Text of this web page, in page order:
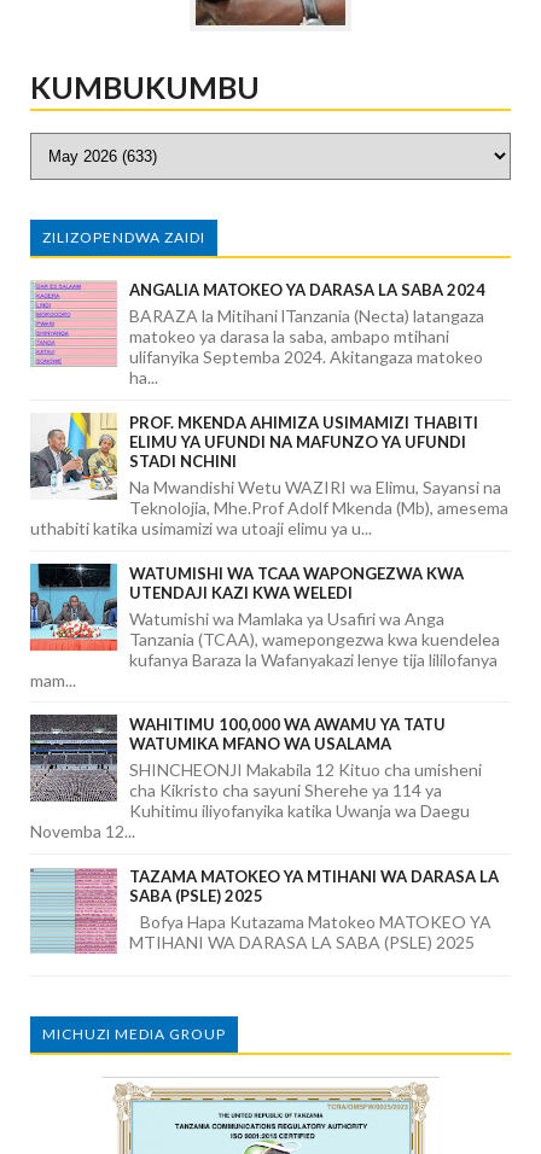
KUMBUKUMBU
ZILIZOPENDWA ZAIDI
ANGALIA MATOKEO YA DARASA LA SABA 2024
BARAZA la Mitihani lTanzania (Necta) latangaza
matokeo ya darasa la saba, ambapo mtihani
ulifanyika Septemba 2024. Akitangaza matokeo
ha...
PROF. MKENDA AHIMIZA USIMAMIZI THABITI
ELIMU YA UFUNDI NA MAFUNZO YA UFUNDI
STADI NCHINI
Na Mwandishi Wetu WAZIRI wa Elimu, Sayansi na
Teknolojia, Mhe.Prof Adolf Mkenda (Mb), amesema
uthabiti katika usimamizi wa utoaji elimu ya u...
WATUMISHI WA TCAA WAPONGEZWA KWA
UTENDAJI KAZI KWA WELEDI
Watumishi wa Mamlaka ya Usafiri wa Anga
Tanzania (TCAA), wamepongezwa kwa kuendelea
kufanya Baraza la Wafanyakazi lenye tija lililofanya
mam...
WAHITIMU 100,000 WA AWAMU YA TATU
WATUMIKA MFANO WA USALAMA
SHINCHEONJI Makabila 12 Kituo cha umisheni
cha Kikristo cha sayuni Sherehe ya 114 ya
Kuhitimu iliyofanyika katika Uwanja wa Daegu
Novemba 12...
TAZAMA MATOKEO YA MTIHANI WA DARASA LA
SABA (PSLE) 2025
Bofya Hapa Kutazama Matokeo MATOKEO YA
MTIHANI WA DARASA LA SABA (PSLE) 2025
MICHUZI MEDIA GROUP